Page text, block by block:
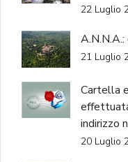
22 Luglio
21 Luglio
Cartella
indirizzo
20 Luglio